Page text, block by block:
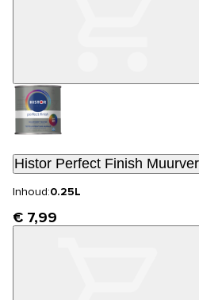
Histor Perfect Finish
Inhoud:0.25L
€ 7,99